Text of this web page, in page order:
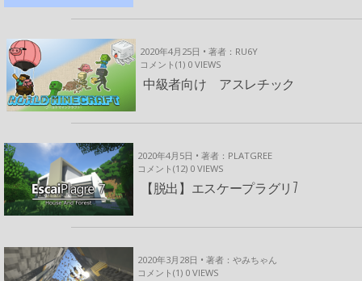
2020年4月25日 • 著者：RU6Y
コメント(1) 0 VIEWS
中級者向け アスレチック
2020年4月5日 • 著者：PLATGREE
コメント(12) 0 VIEWS
【脱出】エスケープラグリ7
2020年3月28日 • 著者：やみちゃん
コメント(1) 0 VIEWS